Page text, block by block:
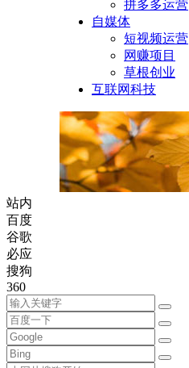
拼多多运营
自媒体
短视频运营
网赚项目
草根创业
互联网科技
站内
百度
谷歌
必应
搜狗
360